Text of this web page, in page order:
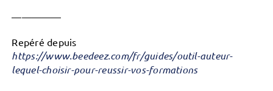
—————
Repéré depuis
https://www.beedeez.com/fr/guides/outil-auteur-
lequel-choisir-pour-reussir-vos-formations